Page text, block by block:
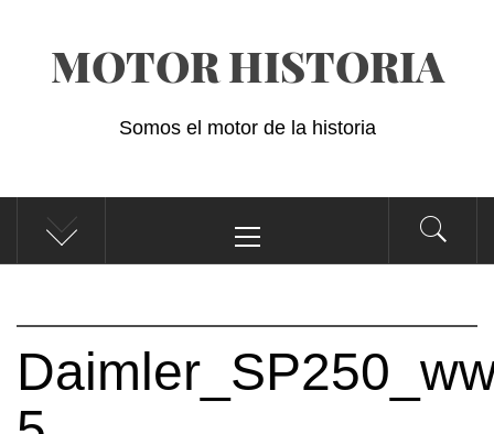
contenidoMOTOR HISTORIA
Somos el motor de la historia
principal